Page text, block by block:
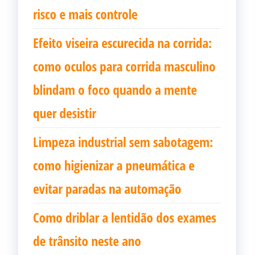
risco e mais controle
Efeito viseira escurecida na corrida:
como oculos para corrida masculino
blindam o foco quando a mente
quer desistir
Limpeza industrial sem sabotagem:
como higienizar a pneumática e
evitar paradas na automação
Como driblar a lentidão dos exames
de trânsito neste ano